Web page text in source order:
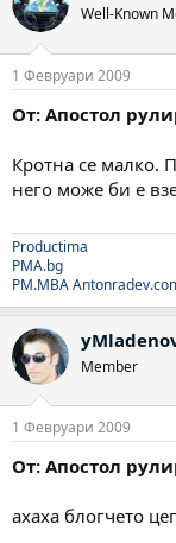
Well-Known
1 Февруари 2009
От: Апостол
Кротна се малко.
него може би е
Productima
PMA.bg
PM.MBA
Member
1 Февруари 2009
От: Апостол
ахаха блогчето